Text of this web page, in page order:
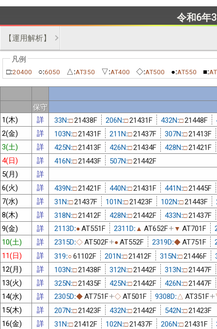
令和6年
【運用解析】
□:20400 ○:6050 △:AT350 ▽:AT400 ◇:AT500 ●:AT550 ■:
保守
1(木)
詳 33N:□21438F 206N:□21431F 432N:□21448F
2(金)
詳 103N:□21431F 211N:□21437F 307N:□21413F
3(土)
詳 425N:□21413F 426N:□21434F 428N:□21421F
4(日)
詳 416N:□21443F 507N:□21442F
5(月)
詳
6(火)
詳 439N:□21421F 440N:□21431F 441N:□21445F
7(水)
詳 31N:□21437F 101N:□21423F 102N:□21443F
8(木)
詳 318N:□21412F 428N:□21442F 433N:□21437F
9(金)
詳 2113D:●AT551F 2311D: ▲ AT652F ▼ AT701F
10(土)
詳 2315D:◇AT502F ●AT552F 2319D:◆AT751F
11(日)
詳 319:○61102F 201N:□21412F 315N:□21446F
12(月)
詳 103N:□21438F 312N:□21442F 313N:□21447F
13(火)
詳 325N:□21435F 425N:□21442F 426N:□21447F
14(水)
詳 2305D:◆AT751F ◇AT501F 9308D:△ AT351F
15(木) 詳 207N:□21423F 432N:□21442F 542N:□21423F
16(金)
詳 31N:□21412F 102N:□21437F 206N:□21431F